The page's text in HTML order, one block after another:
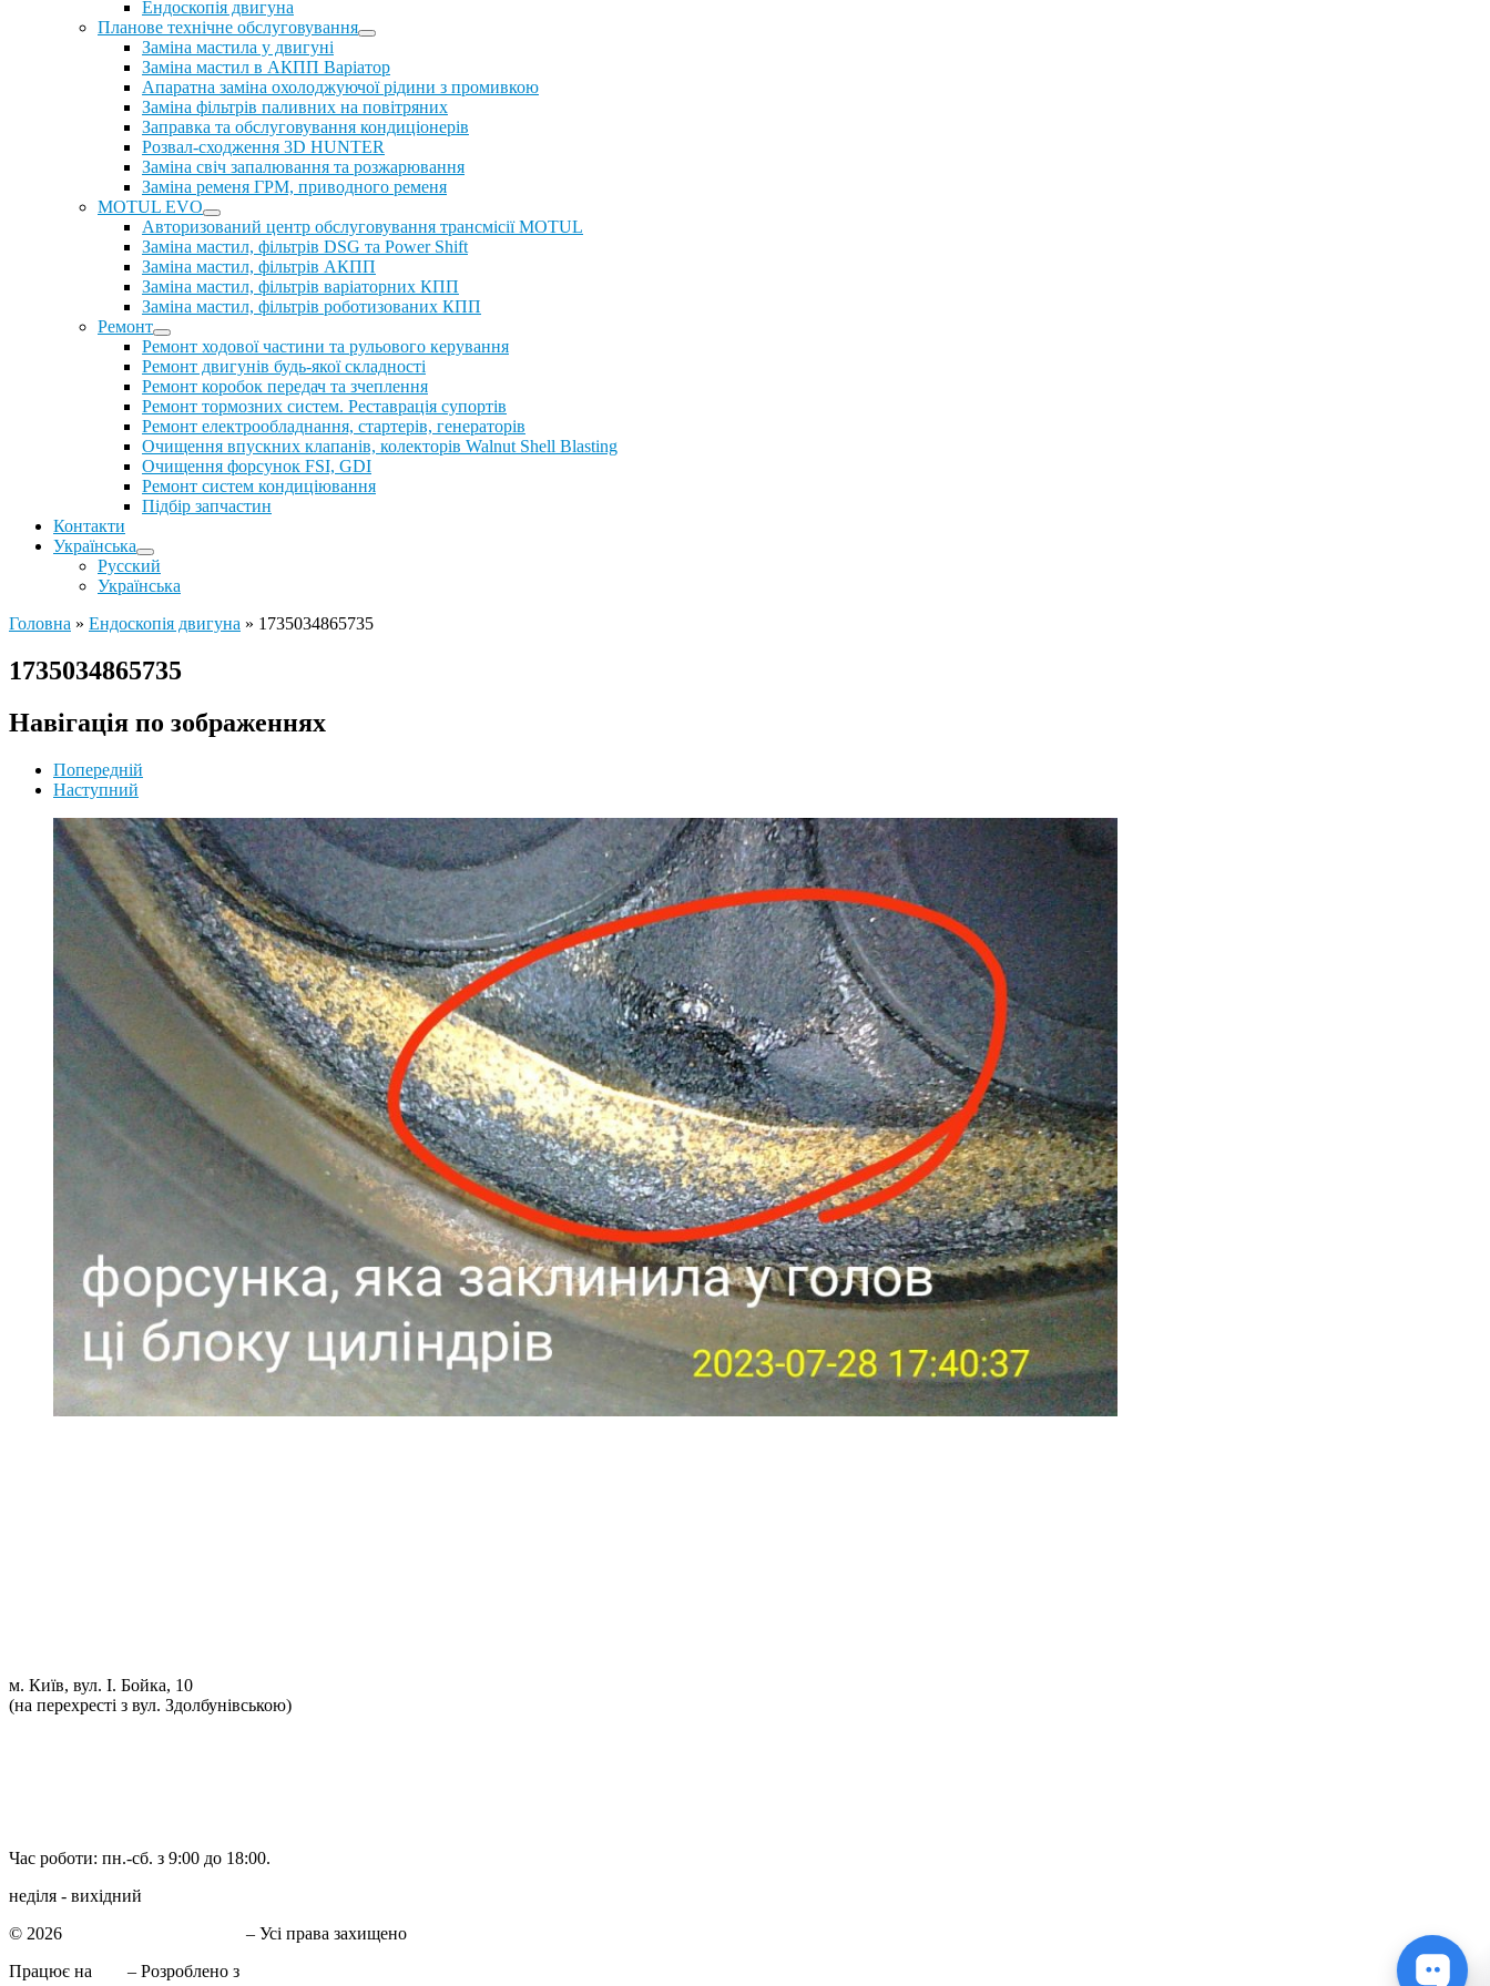
Ендоскопія двигуна
Планове технічне обслуговування
Заміна мастила у двигуні
Заміна мастил в АКПП Варіатор
Апаратна заміна охолоджуючої рідини з промивкою
Заміна фільтрів паливних на повітряних
Заправка та обслуговування кондиціонерів
Розвал-сходження 3D HUNTER
Заміна свіч запалювання та розжарювання
Заміна ременя ГРМ, приводного ременя
MOTUL EVO
Авторизований центр обслуговування трансмісії MOTUL
Заміна мастил, фільтрів DSG та Power Shift
Заміна мастил, фільтрів АКПП
Заміна мастил, фільтрів варіаторних КПП
Заміна мастил, фільтрів роботизованих КПП
Ремонт
Ремонт ходової частини та рульового керування
Ремонт двигунів будь-якої складності
Ремонт коробок передач та зчеплення
Ремонт тормозних систем. Реставрація супортів
Ремонт електрообладнання, стартерів, генераторів
Очищення впускних клапанів, колекторів Walnut Shell Blasting
Очищення форсунок FSI, GDI
Ремонт систем кондиціювання
Підбір запчастин
Контакти
Українська
Русский
Українська
Головна » Ендоскопія двигуна » 1735034865735
1735034865735
Навігація по зображеннях
Попередній
Наступний
м. Київ, вул. І. Бойка, 10
(на перехресті з вул. Здолбунівською)
Час роботи: пн.-сб. з 9:00 до 18:00.
неділя - вихідний
© 2026
– Усі права захищено
Працює на
– Розроблено з